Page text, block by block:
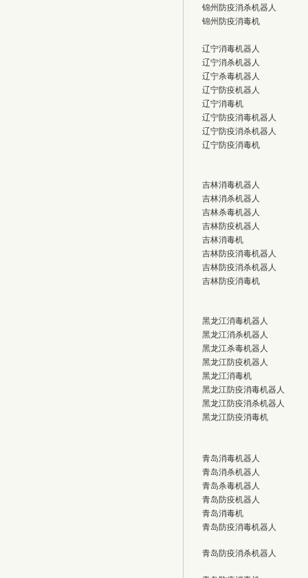
锦州防疫消杀机器人
锦州防疫消毒机
辽宁消毒机器人
辽宁消杀机器人
辽宁杀毒机器人
辽宁防疫机器人
辽宁消毒机
辽宁防疫消毒机器人
辽宁防疫消杀机器人
辽宁防疫消毒机
吉林消毒机器人
吉林消杀机器人
吉林杀毒机器人
吉林防疫机器人
吉林消毒机
吉林防疫消毒机器人
吉林防疫消杀机器人
吉林防疫消毒机
黑龙江消毒机器人
黑龙江消杀机器人
黑龙江杀毒机器人
黑龙江防疫机器人
黑龙江消毒机
黑龙江防疫消毒机器人
黑龙江防疫消杀机器人
黑龙江防疫消毒机
青岛消毒机器人
青岛消杀机器人
青岛杀毒机器人
青岛防疫机器人
青岛消毒机
青岛防疫消毒机器人
青岛防疫消杀机器人